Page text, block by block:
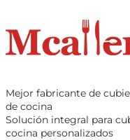
Mejor fabricante de
de cocina
Solución integral para
cocina personalizados